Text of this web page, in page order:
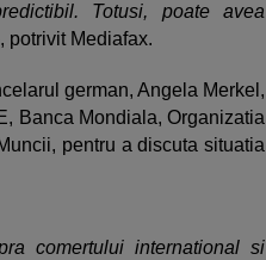
Totusi, poate avea
potrivit Mediafax.
german, Angela Merkel,
Banca Mondiala, Organizatia
pentru a discuta situatia
comertului international si